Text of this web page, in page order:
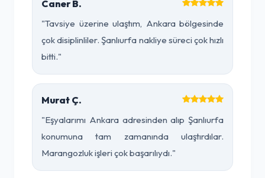
Caner B.
"Tavsiye üzerine ulaştım, Ankara bölgesinde
çok disiplinliler. Şanlıurfa nakliye süreci çok hızlı
bitti."
Murat Ç.
"Eşyalarımı Ankara adresinden alıp Şanlıurfa
konumuna tam zamanında ulaştırdılar.
Marangozluk işleri çok başarılıydı."